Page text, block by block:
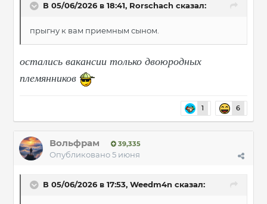
В 05/06/2026 в 18:41, Rorschach сказал:
прыгну к вам приемным сыном.
остались вакансии только двоюродных
племянников
1 6
Вольфрам 39,335
Опубликовано5 июня
В 05/06/2026 в 17:53, Weedm4n сказал: